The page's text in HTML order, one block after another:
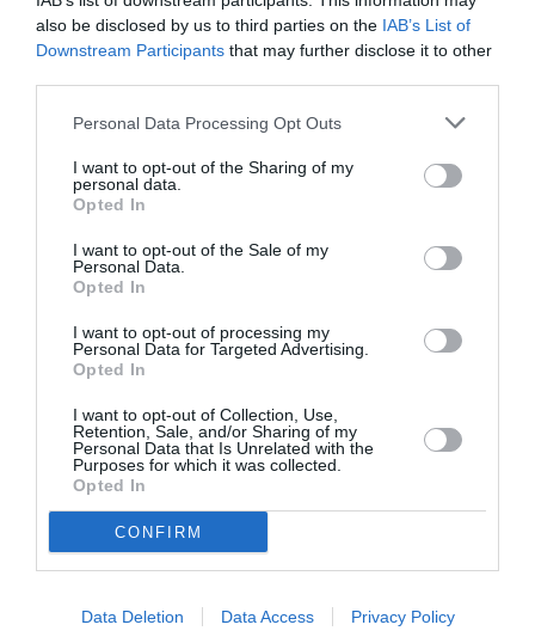
also be disclosed by us to third parties on the IAB’s List of
Downstream Participants that may further disclose it to other
Personal Data Processing Opt Outs
I want to opt-out of the Sharing of my
personal data.
Opted In
I want to opt-out of the Sale of my
Personal Data.
Opted In
I want to opt-out of processing my
Personal Data for Targeted Advertising.
Opted In
I want to opt-out of Collection, Use,
Retention, Sale, and/or Sharing of my
Personal Data that Is Unrelated with the
Purposes for which it was collected.
Opted In
CONFIRM
Data Deletion Data Access Privacy Policy
Garavaglia (Lega), care cere eliminarea certificatului
verde pentru turism:
elimină totul, oricine a fost în Spania știe că este
suficientă o autocertificare și poți intra în țară, iar
apoi poți sta afară până la 5 dimineața pentru viața
de noapte. Trebuie să ne adaptăm pentru a nu pierde
cota de piață.”
Italia deschide granițele pentru turiștii vaccinați: ”2
iunie este sărbătoare naţională şi acela poate fi
momentul pentru redeschiderea turismului”
Fostul primar al Romei, Virginia Raggi (M5S): „Super
Green Pass inutil și dăunător: alimentează diviziunile
Facebook.